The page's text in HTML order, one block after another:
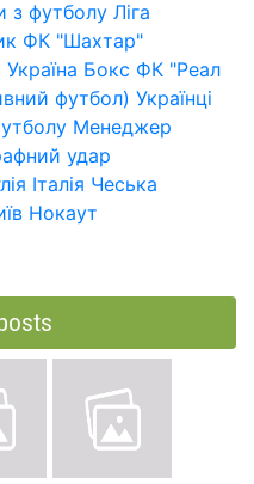
з футболу Ліга
ФК "Шахтар"
Україна Бокс ФК "Реал
футбол) Українці
Менеджер
удар
Італія Чеська
Нокаут